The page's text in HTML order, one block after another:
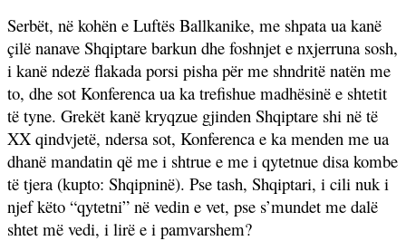
Serbët, në kohën e Luftës Ballkanike, me shpata ua kanë
çilë nanave Shqiptare barkun dhe foshnjet e nxjerruna sosh,
i kanë ndezë flakada porsi pisha për me shndritë natën me
to, dhe sot Konferenca ua ka trefishue madhësinë e shtetit
të tyne. Grekët kanë kryqzue gjinden Shqiptare shi në të
XX qindvjetë, ndersa sot, Konferenca e ka menden me ua
dhanë mandatin që me i shtrue e me i qytetnue disa kombe
të tjera (kupto: Shqipninë). Pse tash, Shqiptari, i cili nuk i
njef këto “qytetni” në vedin e vet, pse s’mundet me dalë
shtet më vedi, i lirë e i pamvarshem?